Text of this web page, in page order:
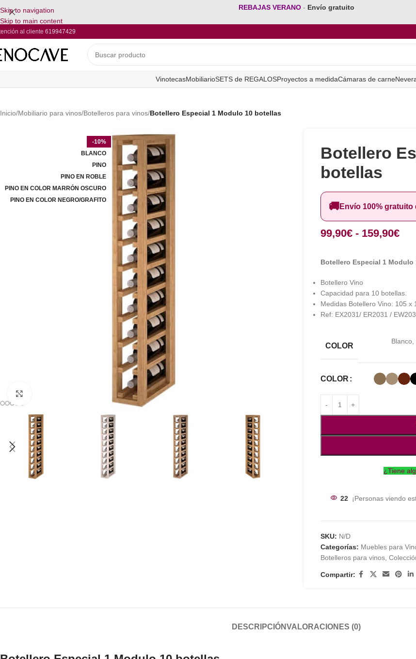
Skip to navigation
Skip to main content
REBAJAS VERANO - Envío gratuito
al cliente 619947429
VinotecasMobiliarioSETS de REGALOSProyectos a medidaCámaras de carne
Inicio/Mobiliario para vinos/Botelleros para vinos/Botellero Especial 1 Modulo 10 botellas
-10%
BLANCO
PINO
PINO EN ROBLE
PINO EN COLOR MARRÓN OSCURO
PINO EN COLOR NEGRO/GRAFITO
Botellero
botellas
🚚Envío 100%
99,90€ - 159,90€
Botellero Especial 1 Modulo
Botellero Vino
Capacidad para 10 botellas.
Medidas Botellero Vino: 105 x
Ref: EX2031/ ER2031 /
COLOR
Blanco
COLOR
¿Tiene
22 ¡Personas viendo
SKU: N/D
Categorías: Muebles para
Botelleros para vinos,
Compartir:
DESCRIPCIÓNVALORACIONES (0)